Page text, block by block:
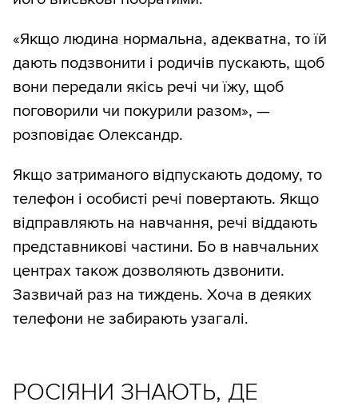
«Якщо людина нормальна, адекватна, то їй
дають подзвонити і родичів пускають, щоб
вони передали якісь речі чи їжу, щоб
поговорили чи покурили разом», —
розповідає Олександр.
Якщо затриманого відпускають додому, то
телефон і особисті речі повертають. Якщо
відправляють на навчання, речі віддають
представникові частини. Бо в навчальних
центрах також дозволяють дзвонити.
Зазвичай раз на тиждень. Хоча в деяких
телефони не забирають узагалі.
РОСІЯНИ ЗНАЮТЬ, ДЕ